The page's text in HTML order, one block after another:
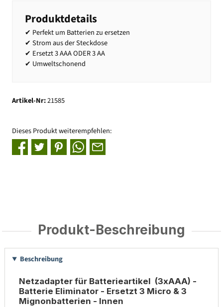
Produktdetails
✔ Perfekt um Batterien zu ersetzen
✔ Strom aus der Steckdose
✔ Ersetzt 3 AAA ODER 3 AA
✔ Umweltschonend
Artikel-Nr:21585
Dieses Produkt weiterempfehlen:
Produkt-Beschreibung
Beschreibung
Netzadapter für Batterieartikel (3xAAA) -
Batterie Eliminator - Ersetzt 3 Micro & 3
Mignonbatterien - Innen